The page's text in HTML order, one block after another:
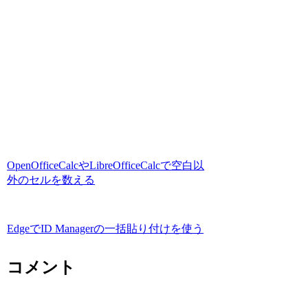
OpenOfficeCalcやLibreOfficeCalcで空白以
外のセルを数える
EdgeでID Managerの一括貼り付けを使う
コメント